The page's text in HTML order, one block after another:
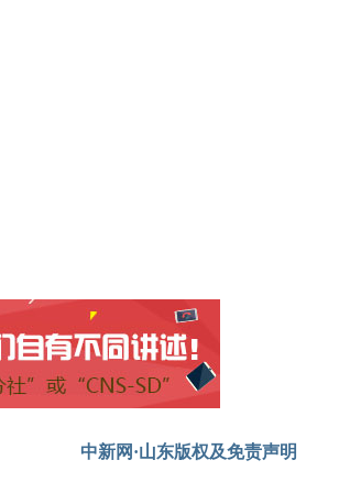
中新网·山东版权及免责声明